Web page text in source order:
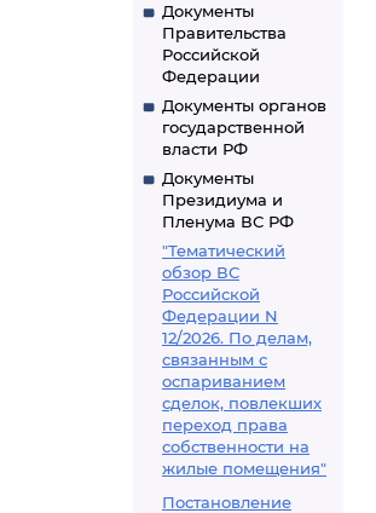
Документы
Правительства
Российской
Федерации
Документы органов
государственной
власти РФ
Документы
Президиума и
Пленума ВС РФ
"Тематический
обзор ВС
Российской
Федерации N
12/2026. По делам,
связанным с
оспариванием
сделок, повлекших
переход права
собственности на
жилые помещения"
Постановление